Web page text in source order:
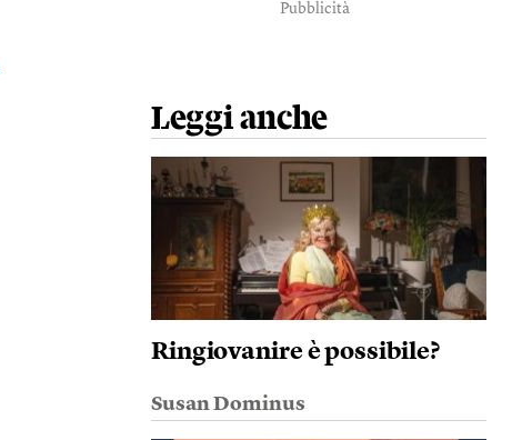
Pubblicità
Leggi anche
Ringiovanire è possibile?
Susan Dominus